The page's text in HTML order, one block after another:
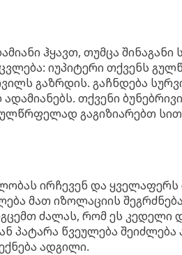
ჰყავთ, თუმცა შინაგანი
იუპიტერი თქვენს
გაზრდის. გაჩნდება
თქვენი
გაგიზიარებთ
ირჩევენ და
მათ იზოლაციის
ძალას, რომ ეს
პატარა წვეულება
ადგილი.